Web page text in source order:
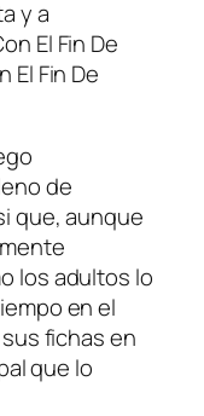
y a
El Fin De
El Fin De
de
que, aunque
los adultos lo
en el
fichas en
que lo